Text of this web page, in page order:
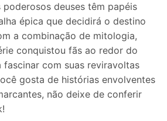
poderosos deuses têm papéis
épica que decidirá o destino
a combinação de mitologia,
conquistou fãs ao redor do
fascinar com suas reviravoltas
gosta de histórias envolventes
não deixe de conferir